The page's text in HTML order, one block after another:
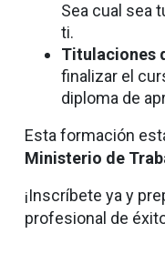
Sea cual sea
ti.
Titulaciones
finalizar el
diploma de
Esta formación
Ministerio de
¡Inscríbete ya y
profesional de